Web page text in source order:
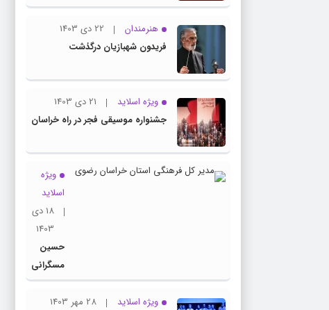
هنرمندان
22 دی 1403
فریدون شهبازیان درگذشت
ویژه اسلاید
21 دی 1403
جشنواره موسیقی فجر در راه خراسان
ویژه
اسلاید
18 دی
1403
حسین
مسگرانی
به عنوان
مدیر کل
ویژه اسلاید
28 مهر 1403